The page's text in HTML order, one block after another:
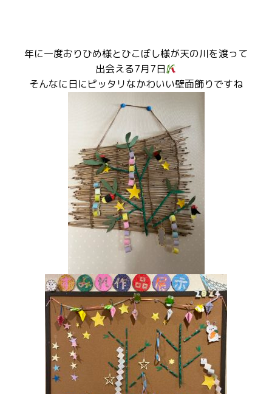
年に一度おりひめ様とひこぼし様が天の川を渡って
出会える7月7日
そんなに日にピッタリなかわいい壁面飾りですね